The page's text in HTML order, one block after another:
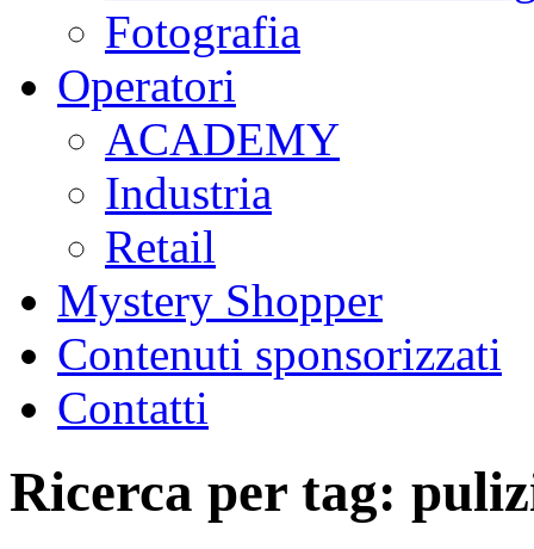
Fotografia
Operatori
ACADEMY
Industria
Retail
Mystery Shopper
Contenuti sponsorizzati
Contatti
Ricerca per tag: